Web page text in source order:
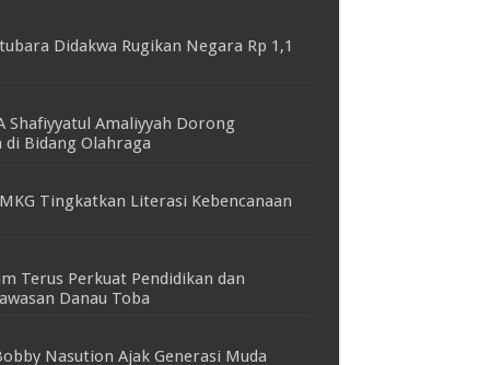
Didakwa Rugikan Negara Rp 1,1
Shafiyyatul Amaliyyah Dorong
di Bidang Olahraga
Tingkatkan Literasi Kebencanaan
Terus Perkuat Pendidikan dan
Danau Toba
Nasution Ajak Generasi Muda